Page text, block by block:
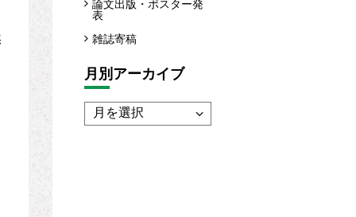
論文出版・ポスター発
表
雑誌寄稿
月別アーカイブ